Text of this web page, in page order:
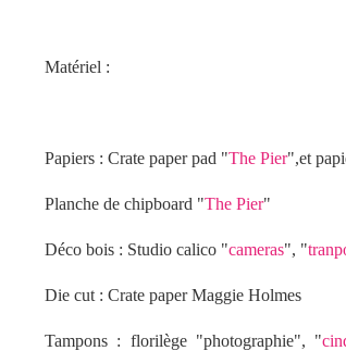
Matériel :
Papiers : Crate paper pad "The Pier",et
Planche de chipboard "The Pier"
Déco bois : Studio calico "cameras", "
Die cut : Crate paper Maggie Holmes
Tampons : florilège "photographie", "